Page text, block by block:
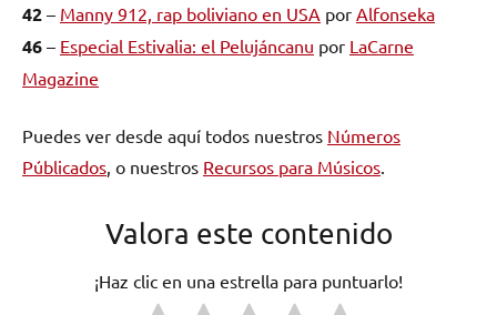
42 – Manny 912, rap boliviano en USA por Alfonseka
46 – Especial Estivalia: el Pelujáncanu por LaCarne
Magazine
Puedes ver desde aquí todos nuestros Números
Públicados , o nuestros Recursos para Músicos
Valora este contenido
¡Haz clic en una estrella para puntuarlo!